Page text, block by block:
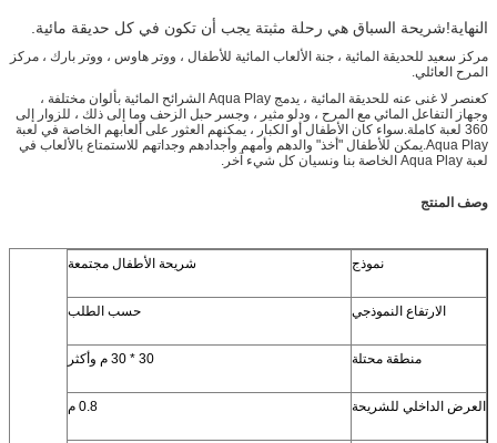
النهاية!شريحة السباق هي رحلة مثبتة يجب أن تكون في كل حديقة مائية.
مركز سعيد للحديقة المائية ، جنة الألعاب المائية للأطفال ، ووتر هاوس ، ووتر بارك ، مركز
المرح العائلي.
كعنصر لا غنى عنه للحديقة المائية ، يدمج Aqua Play الشرائح المائية بألوان مختلفة ،
وجهاز التفاعل المائي مع المرح ، ودلو مثير ، وجسر حبل الزحف وما إلى ذلك ، للزوار إلى
360 لعبة كاملة.سواء كان الأطفال أو الكبار ، يمكنهم العثور على ألعابهم الخاصة في لعبة
Aqua Play.يمكن للأطفال "أخذ" والدهم وأمهم وأجدادهم وجداتهم للاستمتاع بالألعاب في
لعبة Aqua Play الخاصة بنا ونسيان كل شيء آخر.
وصف المنتج
نموذج شريحة الأطفال مجتمعة
الارتفاع النموذجي حسب الطلب
منطقة محتلة 30 * 30 م وأكثر
العرض الداخلي للشريحة 0.8 م